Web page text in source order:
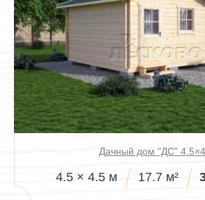
Дачный дом "ДС"
4.5 × 4.5 м 17.7 м²